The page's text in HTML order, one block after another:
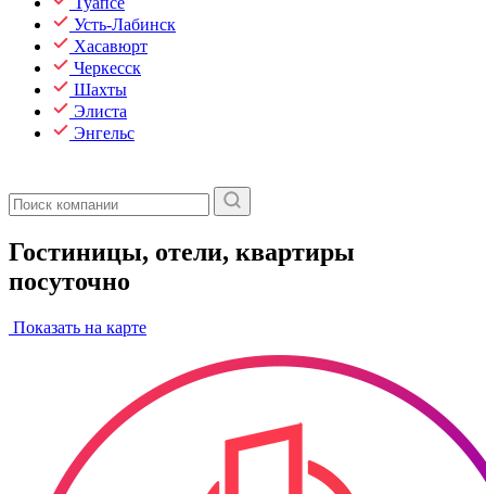
Усть-Лабинск
Хасавюрт
Черкесск
Шахты
Элиста
Энгельс
Гостиницы, отели, квартиры
посуточно
Показать на карте